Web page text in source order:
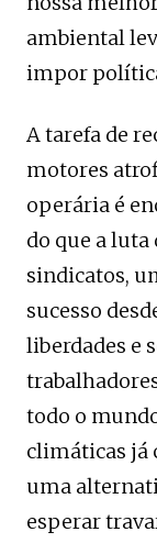
ambiental
impor
A tarefa de
motores
operária é
do que a
sindicatos,
sucesso
liberdades e
todo o
climáticas já
uma
esperar